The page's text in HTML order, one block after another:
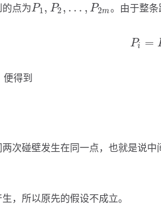
点为P1, P2, … , P2m
P1,P2,… ,P2m 。由于整
Pi =
便得到
次碰壁发生在同一点，也就是说中
，所以原先的假设不成立。